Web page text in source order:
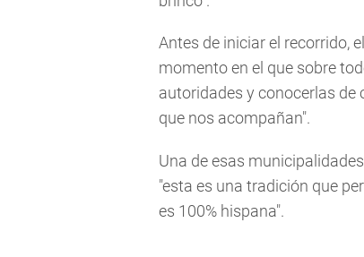
Antes de iniciar el recorrido,
momento en el que sobre
autoridades y conocerlas de
que nos acompañan".
Una de esas
"esta es una tradición que
es 100% hispana".